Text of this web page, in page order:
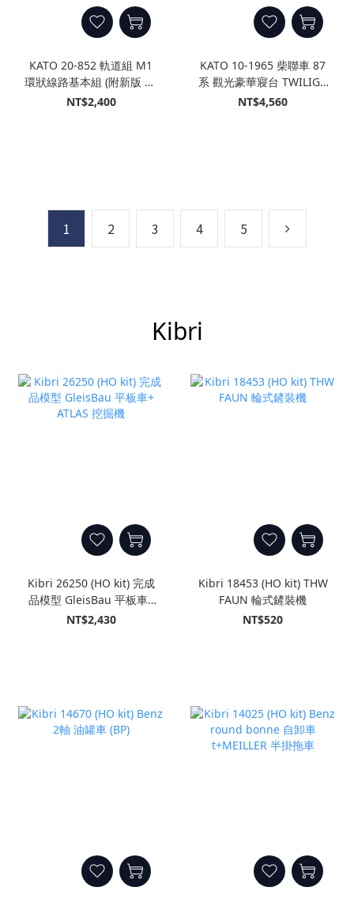
KATO 20-852 軌道組 M1
環狀線路基本組 (附新版 SX
控制器/常點燈功能)
NT$2,400
KATO 10-1965 柴聯車 87
系 觀光豪華寢台 TWILIGH
Ｔ EXPRESS 瑞風 基本 (4
NT$4,560
1 2 3 4 5
Kibri
Kibri 26250 (HO kit) 完成
品模型 GleisBau 平板車+
ATLAS 挖掘機
NT$2,430
Kibri 18453 (HO kit) THW
FAUN 輪式鏟裝機
NT$520